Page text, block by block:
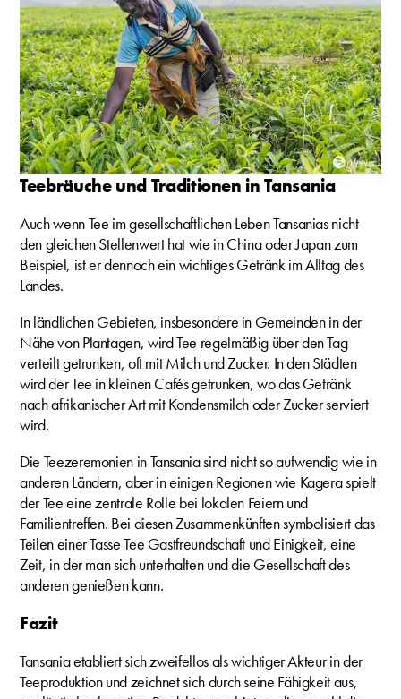
Teebräuche und Traditionen in Tansania
Auch wenn Tee im gesellschaftlichen Leben Tansanias nicht
den gleichen Stellenwert hat wie in China oder Japan zum
Beispiel, ist er dennoch ein wichtiges Getränk im Alltag des
Landes.
In ländlichen Gebieten, insbesondere in Gemeinden in der
Nähe von Plantagen, wird Tee regelmäßig über den Tag
verteilt getrunken, oft mit Milch und Zucker. In den Städten
wird der Tee in kleinen Cafés getrunken, wo das Getränk
nach afrikanischer Art mit Kondensmilch oder Zucker serviert
wird.
Die Teezeremonien in Tansania sind nicht so aufwendig wie in
anderen Ländern, aber in einigen Regionen wie Kagera spielt
der Tee eine zentrale Rolle bei lokalen Feiern und
Familientreffen. Bei diesen Zusammenkünften symbolisiert das
Teilen einer Tasse Tee Gastfreundschaft und Einigkeit, eine
Zeit, in der man sich unterhalten und die Gesellschaft des
anderen genießen kann.
Fazit
Tansania etabliert sich zweifellos als wichtiger Akteur in der
Teeproduktion und zeichnet sich durch seine Fähigkeit aus,